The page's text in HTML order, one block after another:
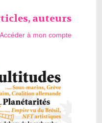
auteurs
Accéder à mon compte